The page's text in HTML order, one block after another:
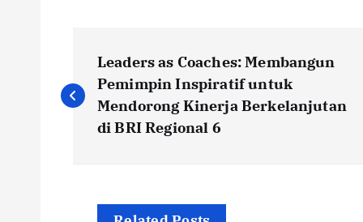
o
Leaders as Coaches: Membangun
Pemimpin Inspiratif untuk
Mendorong Kinerja Berkelanjutan
di BRI Regional 6